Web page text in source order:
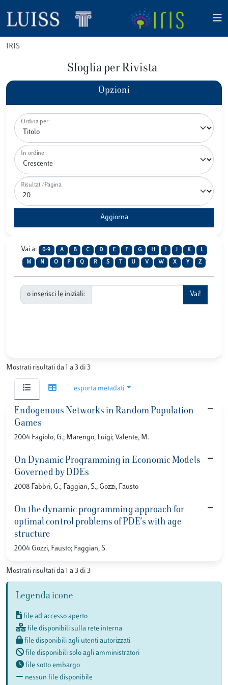
IRIS
Sfoglia per Rivista
Opzioni
Ordina per:
In ordine:
Risultati/Pagina
Vai a: 0-9 A B C D E F G H J K L
M N O P Q R S U V W X Y Z
o inserisci le iniziali:
Mostrati risultati da 1 a 3 di 3
esporta metadati
Endogenous Networks in Random Population
Games
2004 Fagiolo, G.; Marengo, Luigi; Valente, M.
On Dynamic Programming in Economic Models
Governed by DDEs
2008 Fabbri, G.; Faggian, S.; Gozzi, Fausto
On the dynamic programming approach for
optimal control problems of PDE's with age
structure
2004 Gozzi, Fausto; Faggian, S.
Mostrati risultati da 1 a 3 di 3
Legenda icone
file ad accesso aperto
file disponibili sulla rete interna
file disponibili agli utenti autorizzati
file disponibili solo agli amministratori
file sotto embargo
nessun file disponibile